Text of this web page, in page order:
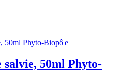
50ml Phyto-